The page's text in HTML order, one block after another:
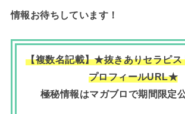
情報お待ちしています！
【複数名記載】★抜きありセラピ
プロフィールURL★
極秘情報はマガブロで期間限定